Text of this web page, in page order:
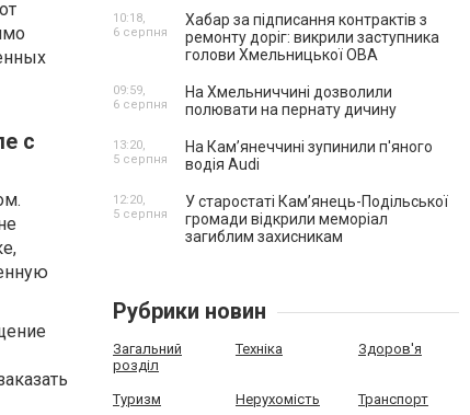
с
Хабар за підписання контрактів з
ремонту доріг: викрили заступника
голови Хмельницької ОВА
10:18,
6 серпня
На Хмельниччині дозволили
полювати на пернату дичину
09:59,
6 серпня
На Камʼянеччині зупинили п'яного
водія Audi
13:20,
5 серпня
У старостаті Кам’янець-Подільської
громади відкрили меморіал
загиблим захисникам
12:20,
5 серпня
Рубрики новин
Загальний
розділ
Техніка Здоров'я
Туризм Нерухомість Транспорт